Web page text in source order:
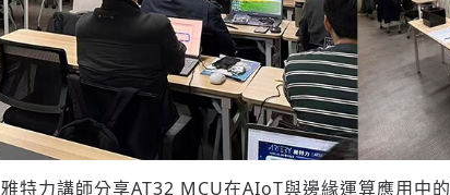
雅特力講師分享AT32 MCU在AIoT與邊緣運算應用中